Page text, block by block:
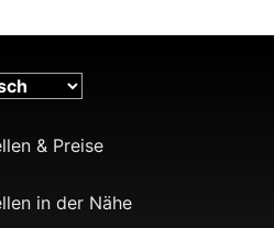
& Preise
in der Nähe